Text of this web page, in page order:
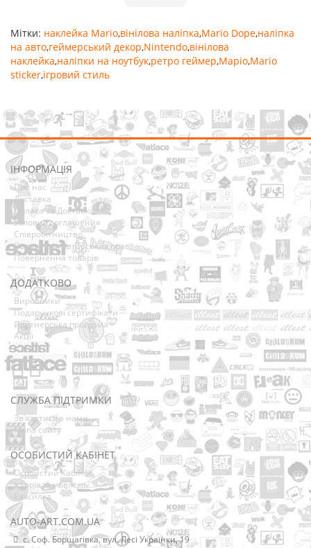
Мітки: наклейка Mario,вінілова наліпка,Mario Dope,наліпка
на авто,геймерський декор,Nintendo,вінілова
наклейка,наліпки на ноутбук,ретро геймер,Маріо,Mario
sticker,ігровий стиль
ІНФОРМАЦІЯ
Про нас
Доставка
Оплата та Доставка
Условия соглашения
Співробітництво
Володарям авторських прав
Повернення товарів
ДОДАТКОВО
Виробники
Подарункові сертифікати
Партнерська програма
Акції
СЛУЖБА ПІДТРИМКИ
Зв’язатися з нами
Мапа сайту
ОСОБИСТИЙ КАБІНЕТ
Особистий Кабінет
Історія замовлень
Розсилка
AUTO-ART.COM.UA
с. Соф. Борщагівка, вул. Лесі Українки, 19